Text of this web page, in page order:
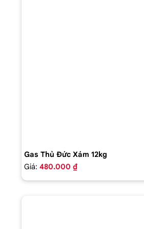
Gas Thủ Đức Xám 12kg
Giá: 480.000 ₫